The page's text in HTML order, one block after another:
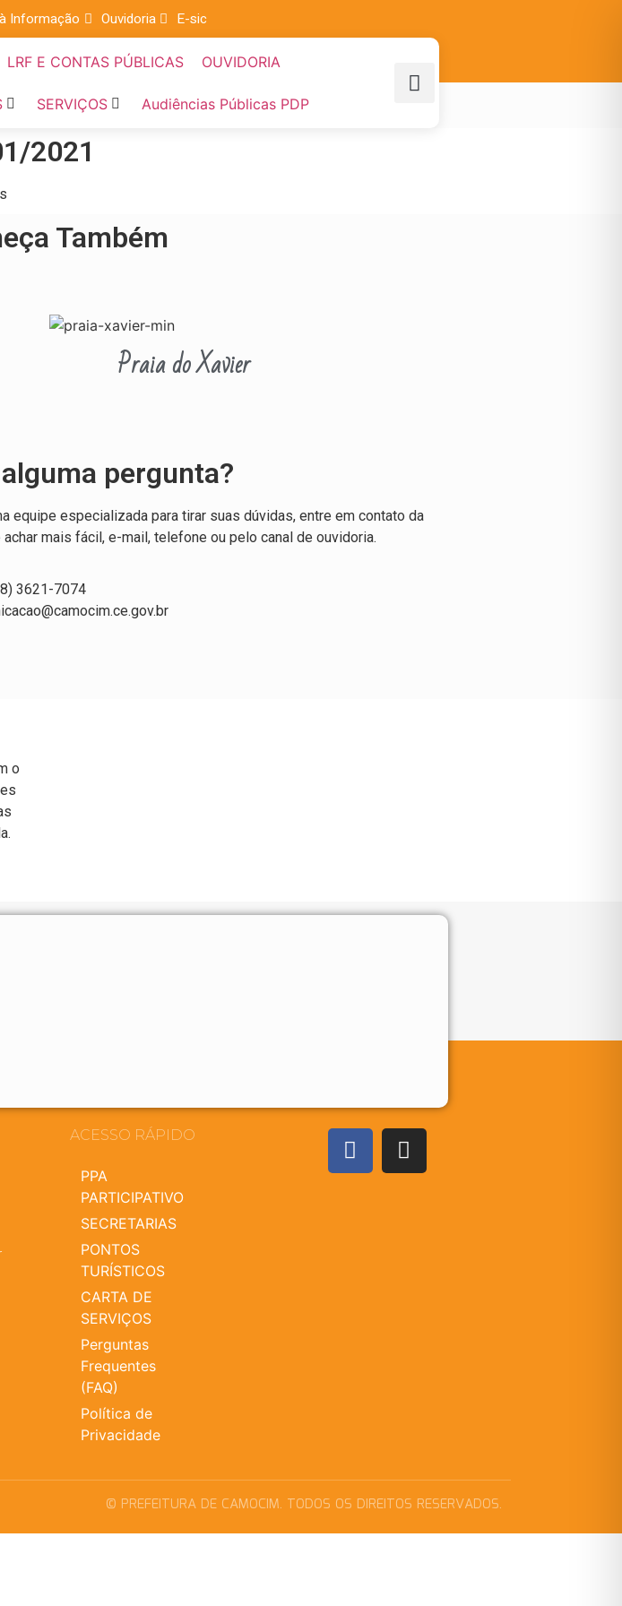
Informação Ouvidoria E-sic
LRF E CONTAS PÚBLICAS OUVIDORIA
SERVIÇOS Audiências Públicas PDP
2021
Também
Praia do Xavier
pergunta?
equipe especializada para tirar suas dúvidas, entre em contato da
mais fácil, e-mail, telefone ou pelo canal de ouvidoria.
3621-7074
o
ACESSO RÁPIDO
PPA
PARTICIPATIVO
SECRETARIAS
PONTOS
TURÍSTICOS
CARTA DE
SERVIÇOS
Perguntas
Frequentes
(FAQ)
Política de
Privacidade
© PREFEITURA DE CAMOCIM. TODOS OS DIREITOS RESERVADOS.